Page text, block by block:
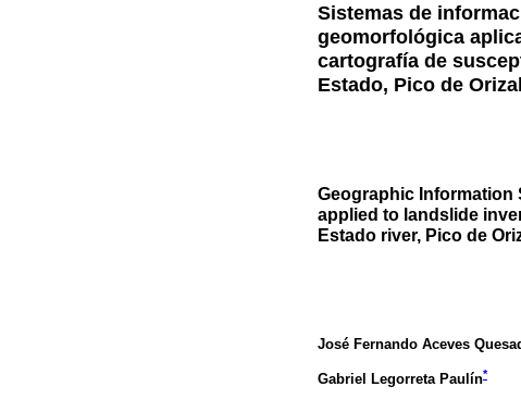
Sistemas de
geomorfológica
cartografía de
Estado, Pico de
Geographic
applied to landslide
Estado river, Pico de
José Fernando Aceves
Gabriel Legorreta Paulín*